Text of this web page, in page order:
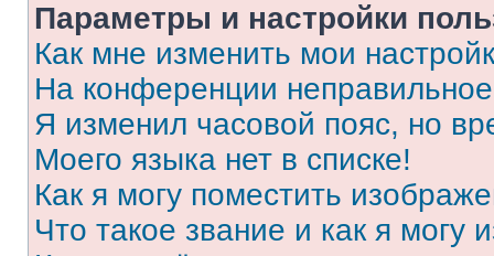
Параметры и настройки
Как мне изменить мои
На конференции
Я изменил часовой пояс, но
Моего языка нет в списке!
Как я могу поместить
Что такое звание и как я могу